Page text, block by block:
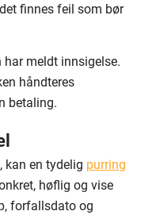
finnes feil som bør
har meldt innsigelse.
håndteres
betaling.
kan en tydelig purring
høflig og vise
forfallsdato og